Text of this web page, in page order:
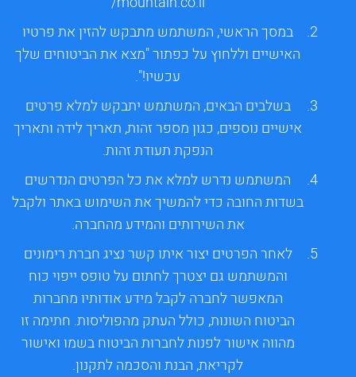
במסך הראשי, המשתמש מתבקש להזין את פרטיו
האישיים וללחוץ על כפתור "מצא את הביטוחים שלך
עכשיו!".
בשלבים הבאים, המשתמש יתבקש למלא פרטים
אישיים נוספים, כגון מספר זהות, תאריך לידה ותאריך
הנפקת תעודת זהות.
המשתמש נדרש למלא את כל הפרטים הנדרשים
בשדות החובה כדי להמשיך את השימוש באתר ולקבל
את השירותים והמידע מהחברה.
לאחר הפרטים יצור איתו קשר נציג חברת רימונים
והמשתמש גם יצטרך לחתום על טופס ייפוי כוח
המאפשר לחברה לקבל מידע אודותיו מחברות
הביטוח השונות, כולל העתק מהפוליסות. חתימה זו
מהווה אישור לפנות לחברות הביטוח בשמו ואישור
לקריאת, הבנת והסכמה לתקנון.